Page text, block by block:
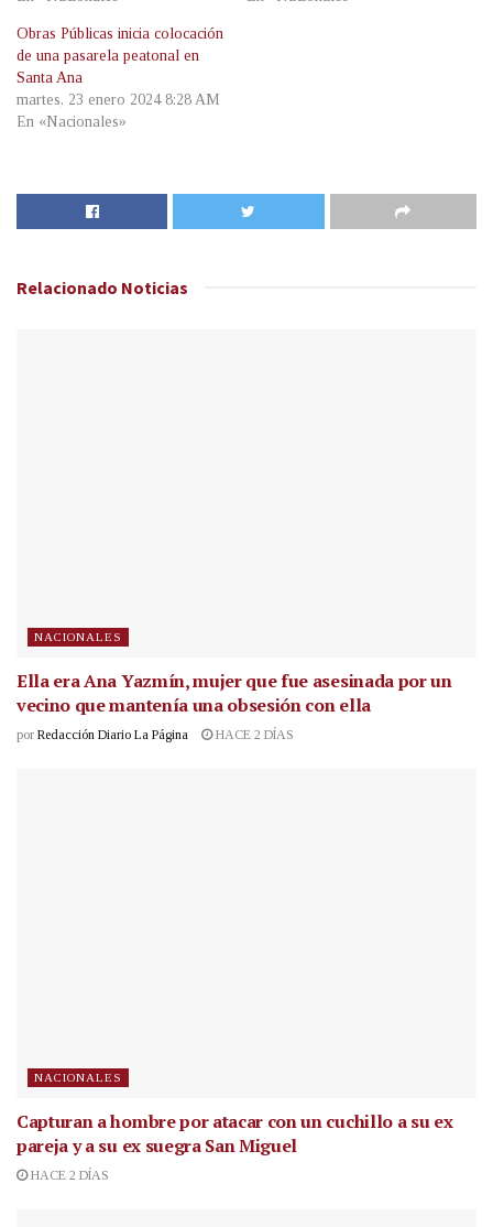
Obras Públicas inicia colocación
de una pasarela peatonal en
Santa Ana
martes, 23 enero 2024 8:28 AM
En «Nacionales»
Relacionado Noticias
NACIONALES
Ella era Ana Yazmín, mujer que fue asesinada por un
vecino que mantenía una obsesión con ella
por Redacción Diario La Página HACE 2 DÍAS
NACIONALES
Capturan a hombre por atacar con un cuchillo a su ex
pareja y a su ex suegra San Miguel
HACE 2 DÍAS